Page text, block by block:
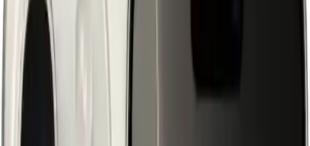
Göz Alıcı Tasarım ve Hafiflik
Apple'ın yeni nesil akıllı telefonu,
Titanyum
, şıklık ve dayanıklılığı bir arada sunuyor. Gelişmiş
titanyum gövde yapısı sayesinde hem hafif hem de son derece
sağlam bir tasarıma sahip. 6.3 inçlik Super Retina XDR ekran, geniş
görüntüleme alanı ve canlı renkler ile görsel deneyimi zirveye
çıkarıyor. Bu ekran, yüksek çözünürlüğü ve derin kontrast oranıyla
kullanıcıların fotoğraf ve video izleme deneyimini benzersiz kılıyor.
117888
.00